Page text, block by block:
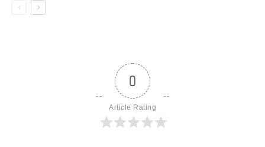
0
Article Rating